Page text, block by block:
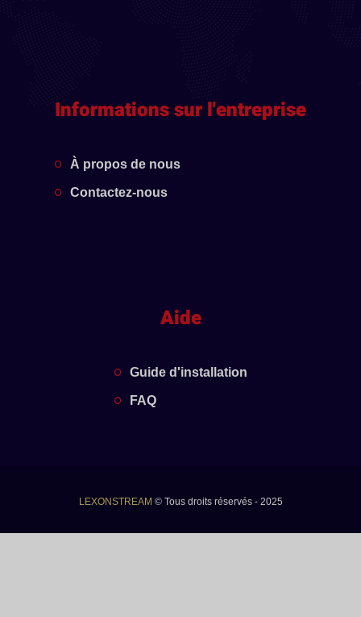
Informations sur l'entreprise
À propos de nous
Contactez-nous
Aide
Guide d'installation
FAQ
LEXONSTREAM © Tous droits réservés - 2025